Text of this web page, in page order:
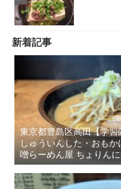
新着記事
東京都豊島区高田【学
しゅういんした・おも
噌らーめん屋 ちょりん